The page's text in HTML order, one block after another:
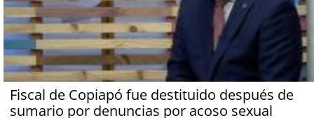
Fiscal de Copiapó fue destituido después de
sumario por denuncias por acoso sexual